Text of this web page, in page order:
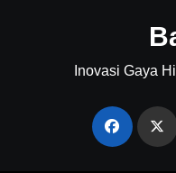
Inovasi Gaya